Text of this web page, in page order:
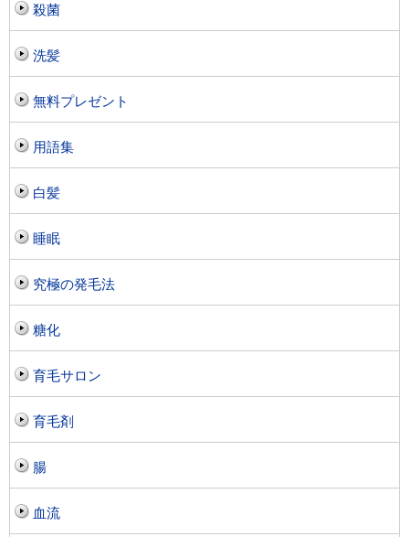
殺菌
洗髪
無料プレゼント
用語集
白髪
睡眠
究極の発毛法
糖化
育毛サロン
育毛剤
腸
血流